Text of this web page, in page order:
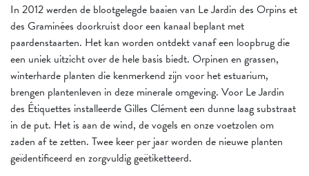
In 2012 werden de blootgelegde baaien van Le Jardin des Orpins et
des Graminées doorkruist door een kanaal beplant met
paardenstaarten. Het kan worden ontdekt vanaf een loopbrug die
een uniek uitzicht over de hele basis biedt. Orpinen en grassen,
winterharde planten die kenmerkend zijn voor het estuarium,
brengen plantenleven in deze minerale omgeving. Voor Le Jardin
des Étiquettes installeerde Gilles Clément een dunne laag substraat
in de put. Het is aan de wind, de vogels en onze voetzolen om
zaden af te zetten. Twee keer per jaar worden de nieuwe planten
geïdentificeerd en zorgvuldig geëtiketteerd.